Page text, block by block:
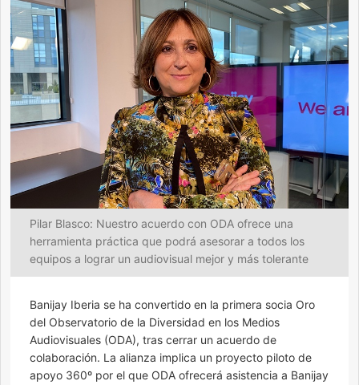
Pilar Blasco: Nuestro acuerdo con ODA ofrece una
herramienta práctica que podrá asesorar a todos los
equipos a lograr un audiovisual mejor y más tolerante
Banijay Iberia se ha convertido en la primera socia Oro
del Observatorio de la Diversidad en los Medios
Audiovisuales (ODA), tras cerrar un acuerdo de
colaboración. La alianza implica un proyecto piloto de
apoyo 360º por el que ODA ofrecerá asistencia a Banijay